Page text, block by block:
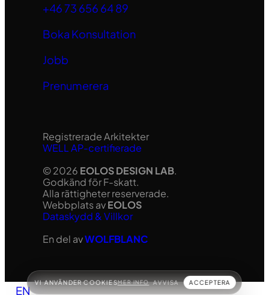
+46 73 656 64 89
Boka Konsultation
Jobb
Prenumerera
Registrerade Arkitekter
WELL AP-certifierade
© 2026 EOLOS DESIGN LAB.
Godkänd för F-skatt.
Alla rättigheter reserverade.
Webbplats avEOLOS
Dataskydd & Villkor
En del avWOLFBLANC
EN
VI ANVÄNDER COOKIESMER INFO AVVISA ACCEPTERA